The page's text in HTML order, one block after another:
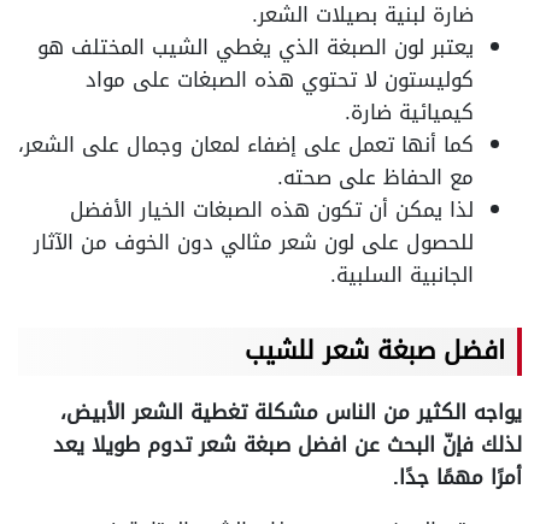
ضارة لبنية بصيلات الشعر.
يعتبر لون الصبغة الذي يغطي الشيب المختلف هو
كوليستون لا تحتوي هذه الصبغات على مواد
كيميائية ضارة.
كما أنها تعمل على إضفاء لمعان وجمال على الشعر،
مع الحفاظ على صحته.
لذا يمكن أن تكون هذه الصبغات الخيار الأفضل
للحصول على لون شعر مثالي دون الخوف من الآثار
الجانبية السلبية.
افضل صبغة شعر للشيب
يواجه الكثير من الناس مشكلة تغطية الشعر الأبيض،
لذلك فإنّ البحث عن افضل صبغة شعر تدوم طويلا يعد
أمرًا مهمًا جدًا.